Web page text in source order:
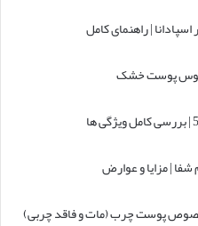
| راهنمای کامل
پوست خشک